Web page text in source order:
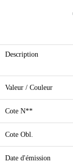
Description
Valeur / Couleur
Cote N**
Cote Obl.
Date d'émission